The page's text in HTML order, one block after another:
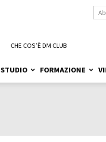
STUDIO FORMAZIONE
CHE COS’È DM CLUB